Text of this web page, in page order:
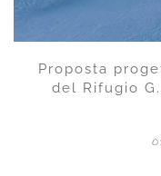
Proposta
del Rifugio